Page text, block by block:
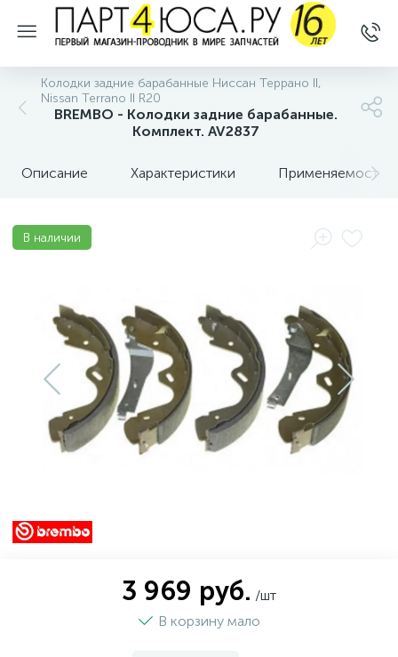
Колодки задние барабанные Ниссан Террано II,
Nissan Terrano II R20
BREMBO - Колодки задние барабанные.
Комплект. AV2837
Описание Характеристики Применяемость
В наличии
3 969 руб. /шт
В корзину мало